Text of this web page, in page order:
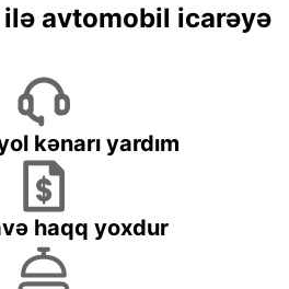
avtomobil icarəyə
kənarı yardım
haqq yoxdur